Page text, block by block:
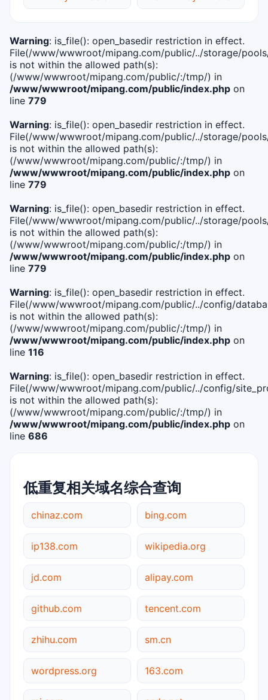
Warning: is_file(): open_basedir restriction in effect.
File(/www/wwwroot/mipang.com/public/../storage/
is not within the allowed path(s):
(/www/wwwroot/mipang.com/public/:/tmp/) in
/www/wwwroot/mipang.com/public/index.php on
line 779
Warning: is_file(): open_basedir restriction in effect.
File(/www/wwwroot/mipang.com/public/../storage/
is not within the allowed path(s):
(/www/wwwroot/mipang.com/public/:/tmp/) in
/www/wwwroot/mipang.com/public/index.php on
line 779
Warning: is_file(): open_basedir restriction in effect.
File(/www/wwwroot/mipang.com/public/../storage/
is not within the allowed path(s):
(/www/wwwroot/mipang.com/public/:/tmp/) in
/www/wwwroot/mipang.com/public/index.php on
line 779
Warning: is_file(): open_basedir restriction in effect.
File(/www/wwwroot/mipang.com/public/../config/
is not within the allowed path(s):
(/www/wwwroot/mipang.com/public/:/tmp/) in
/www/wwwroot/mipang.com/public/index.php on
line 116
Warning: is_file(): open_basedir restriction in effect.
File(/www/wwwroot/mipang.com/public/../config/
is not within the allowed path(s):
(/www/wwwroot/mipang.com/public/:/tmp/) in
/www/wwwroot/mipang.com/public/index.php on
line 686
低重复相关域名综合查询
chinaz.com bing.com
ip138.com wikipedia.org
jd.com alipay.com
github.com tencent.com
zhihu.com sm.cn
wordpress.org 163.com